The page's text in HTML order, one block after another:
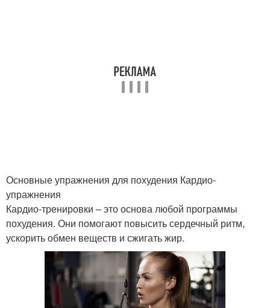
Основные упражнения для похудения Кардио-
упражнения
Кардио-тренировки – это основа любой программы
похудения. Они помогают повысить сердечный ритм,
ускорить обмен веществ и сжигать жир.